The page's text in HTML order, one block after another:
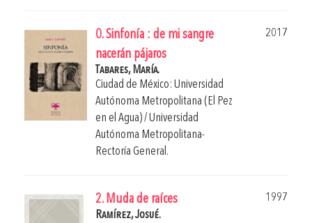
0. Sinfonía : de mi sangre
nacerán pájaros
2017
Tabares, María.
Ciudad de México: Universidad
Autónoma Metropolitana (El Pez
en el Agua) / Universidad
Autónoma Metropolitana-
Rectoría General.
2. Muda de raíces
1997
Ramírez, Josué.